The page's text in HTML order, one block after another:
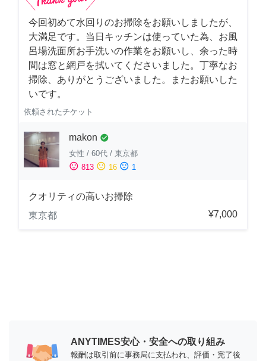
今回初めて水回りのお掃除をお願いしましたが、
大満足です。当日キッチンは使っていた為、お風
呂場洗面所お手洗いの作業をお願いし、余った時
間は窓と網戸を拭いてくださいました。丁寧なお
掃除、ありがとうございました。またお願いした
いです。
依頼されたチケット
makon check_circle
女性 / 60代 / 東京都
sentiment_satisfied 813 sentiment_neutral 16 sentiment_dissatisfied 1
クオリティの高いお掃除
東京都
¥7,000
ANYTIMES安心・安全への取り組み
報酬は取引前に事務局に支払われ、評価・完了後